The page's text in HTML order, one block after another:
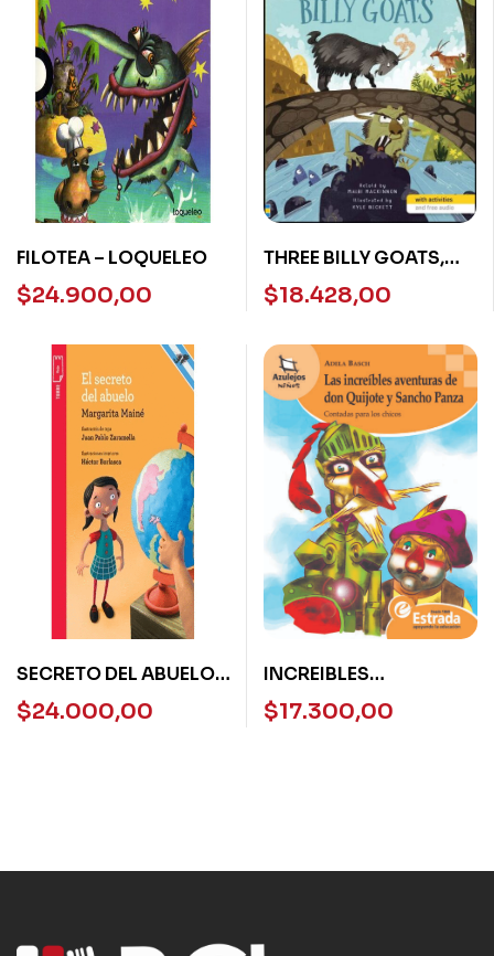
FILOTEA – LOQUELEO
$24.900,00
THREE BILLY GOATS,
THE – USBORNE
READERS STARTER
$18.428,00
SECRETO DEL ABUELO,
EL – TORREO ROJA
$24.000,00
INCREIBLES
AVENTURAS DE DON
QUIJOTE Y – AZULEJOS
$17.300,00